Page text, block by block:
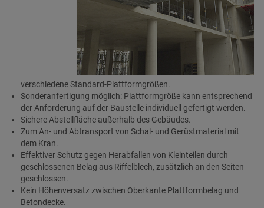
verschiedene Standard-Plattformgrößen.
Sonderanfertigung möglich: Plattformgröße kann entsprechend
der Anforderung auf der Baustelle individuell gefertigt werden.
Sichere Abstellfläche außerhalb des Gebäudes.
Zum An- und Abtransport von Schal- und Gerüstmaterial mit
dem Kran.
Effektiver Schutz gegen Herabfallen von Kleinteilen durch
geschlossenen Belag aus Riffelblech, zusätzlich an den Seiten
geschlossen.
Kein Höhenversatz zwischen Oberkante Plattformbelag und
Betondecke.